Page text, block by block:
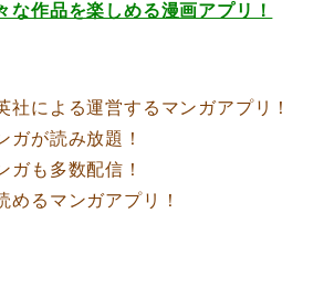
な作品を楽しめる漫画アプリ！
社による運営するマンガアプリ！
ガが読み放題！
ガも多数配信！
めるマンガアプリ！